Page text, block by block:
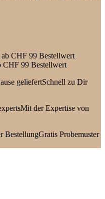
CHF 99 Bestellwert
Schnell zu Dir
Mit der Expertise von
Gratis Probemuster